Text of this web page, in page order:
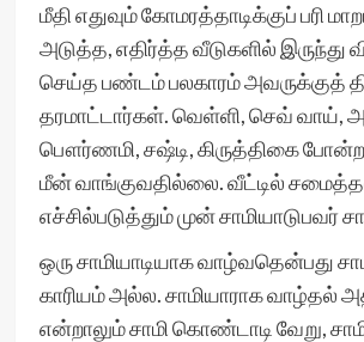
மீதி எதுவும் கோமரத்தாடிக்குப் பரி
அடுத்த, எதிர்த்த வீடுகளில் இருந்து
செய்த பண்டம் பலகாரம் அவருக்குத்
தரமாட்டார்கள். வெள்ளி, செவ் வாய்,
பௌர்ணமி, சஷ்டி, கிருத்திகை
மீன் வாங்குவதில்லை. வீட்டில்
எச்சில்படுத்தும் முன் சாமியாடுபவர்
ஒரு சாமியாடியாக வாழ்வதென்பது
காரியம் அல்ல. சாமியாராக வாழ்தல்
என்றாலும் சாமி கொண்டாடி வேறு,